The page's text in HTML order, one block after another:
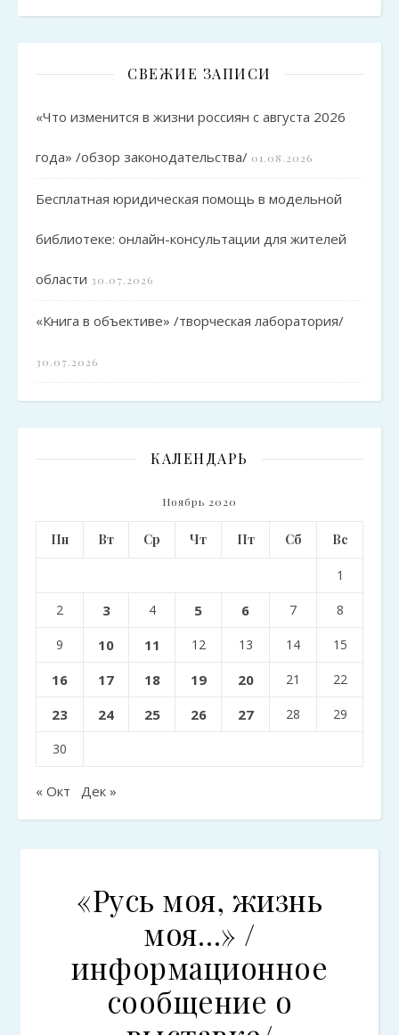
СВЕЖИЕ ЗАПИСИ
«Что изменится в жизни россиян с августа 2026
года» /обзор законодательства/ 01.08.2026
Бесплатная юридическая помощь в модельной
библиотеке: онлайн-консультации для жителей
области 30.07.2026
«Книга в объективе» /творческая лаборатория/
30.07.2026
КАЛЕНДАРЬ
Ноябрь 2020
Пн Вт Ср Чт Пт Сб Вс
1
2 3 4 5 6 7 8
9 10 11 12 13 14 15
16 17 18 19 20 21 22
23 24 25 26 27 28 29
30
« Окт Дек »
«Русь моя, жизнь
моя…» /
информационное
сообщение о